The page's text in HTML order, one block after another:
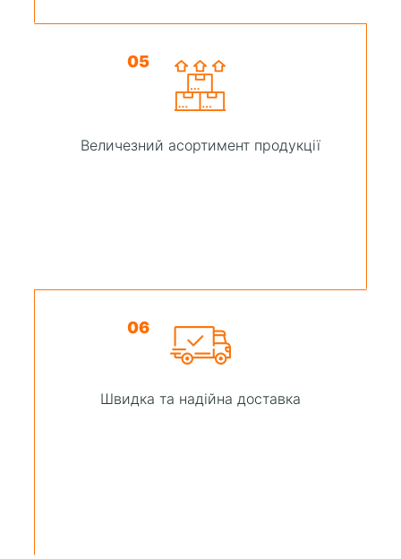
05
Величезний асортимент продукції
06
Швидка та надійна доставка